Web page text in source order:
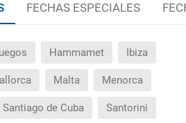
FECHAS ESPECIALES
Hammamet Ibiza
Malta Menorca
Santiago de Cuba Santorini